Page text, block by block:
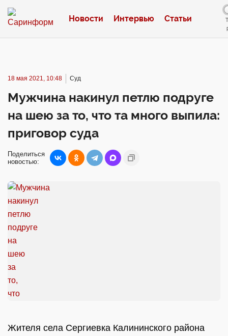
Новости Интервью Статьи
18 мая 2021, 10:48 Суд
Мужчина накинул петлю подруге
на шею за то, что та много выпила:
приговор суда
Поделиться
новостью:
Жителя села Сергиевка Калининского района